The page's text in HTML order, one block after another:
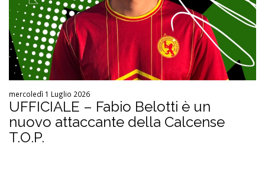
mercoledì 1 Luglio 2026
UFFICIALE – Fabio Belotti è un
nuovo attaccante della Calcense
T.O.P.